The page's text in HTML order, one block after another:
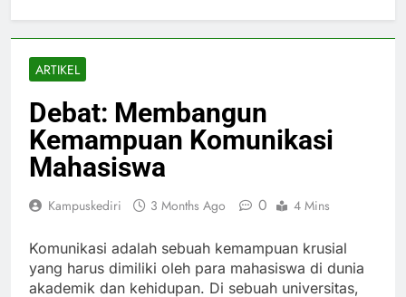
ARTIKEL
Debat: Membangun
Kemampuan Komunikasi
Mahasiswa
Kampuskediri 3 Months Ago 0 4 Mins
Komunikasi adalah sebuah kemampuan krusial
yang harus dimiliki oleh para mahasiswa di dunia
akademik dan kehidupan. Di sebuah universitas,